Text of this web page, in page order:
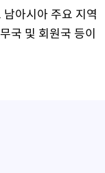
아시아 주요 지역
국 및 회원국 등이